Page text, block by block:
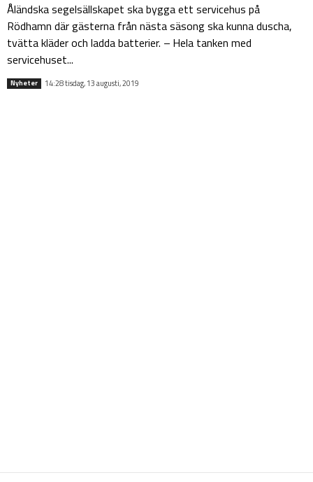
Åländska segelsällskapet ska bygga ett servicehus på
Rödhamn där gästerna från nästa säsong ska kunna duscha,
tvätta kläder och ladda batterier. – Hela tanken med
servicehuset...
Nyheter 14:28 tisdag, 13 augusti, 2019